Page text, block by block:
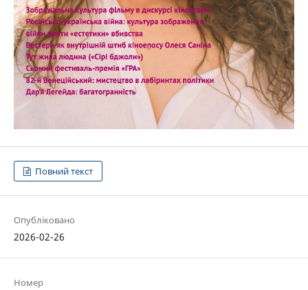
Повний текст
Опубліковано
2026-02-26
Номер